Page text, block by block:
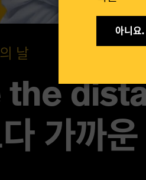
날
the
가까운
아니요